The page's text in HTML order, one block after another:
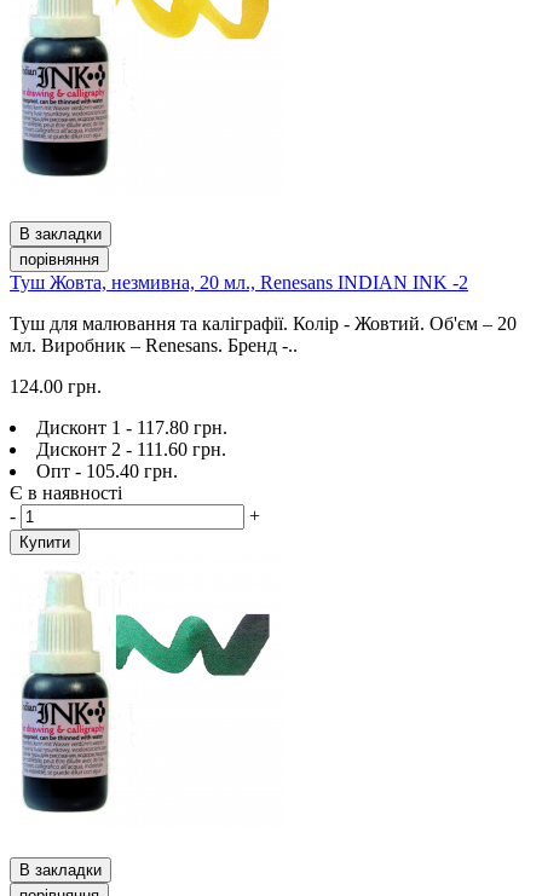
В закладки
порівняння
Туш Жовта, незмивна, 20 мл., Renesans INDIAN INK -2
Туш для малювання та каліграфії. Колір - Жовтий. Об'єм – 20
мл. Виробник – Renesans. Бренд -..
124.00 грн.
Дисконт 1 - 117.80 грн.
Дисконт 2 - 111.60 грн.
Опт - 105.40 грн.
Є в наявності
-
+
Купити
В закладки